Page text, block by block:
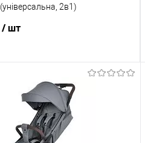
2в1)
/ шт
В кошик
Порівняння